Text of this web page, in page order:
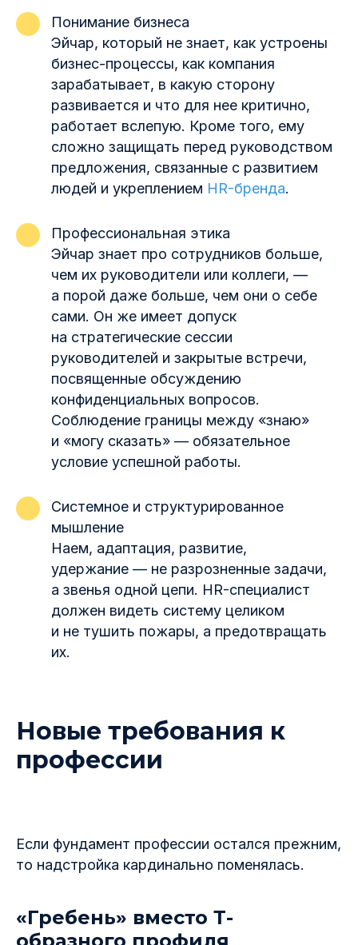
Понимание бизнеса
Эйчар, который не знает, как устроены
бизнес-процессы, как компания
зарабатывает, в какую сторону
развивается и что для нее критично,
работает вслепую. Кроме того, ему
сложно защищать перед руководством
предложения, связанные с развитием
людей и укреплением HR-бренда.
Профессиональная этика
Эйчар знает про сотрудников больше,
чем их руководители или коллеги, —
а порой даже больше, чем они о себе
сами. Он же имеет допуск
на стратегические сессии
руководителей и закрытые встречи,
посвященные обсуждению
конфиденциальных вопросов.
Соблюдение границы между «знаю»
и «могу сказать» — обязательное
условие успешной работы.
Системное и структурированное
мышление
Наем, адаптация, развитие,
удержание — не разрозненные задачи,
а звенья одной цепи. HR-специалист
должен видеть систему целиком
и не тушить пожары, а предотвращать
их.
Новые требования к
профессии
Если фундамент профессии остался прежним,
то надстройка кардинально поменялась.
«Гребень» вместо Т-